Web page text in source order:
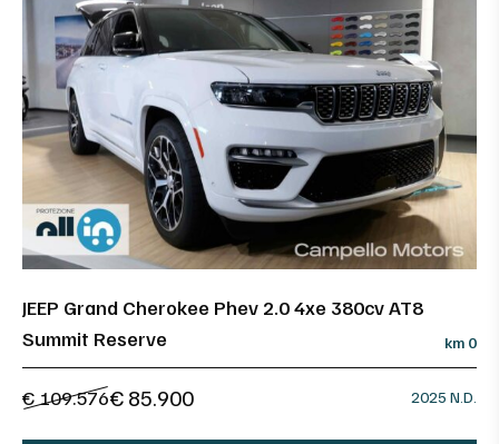
JEEP Grand Cherokee Phev 2.0 4xe 380cv AT8
Summit Reserve
km 0
€ 109.576€ 85.900 2025 N.D.